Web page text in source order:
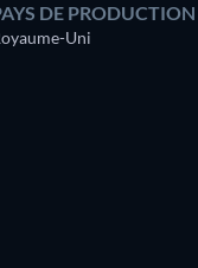
DE PRODUCTION
Uni